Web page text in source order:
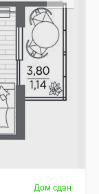
Дом сдан